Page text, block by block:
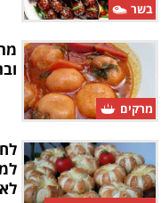
בשר
מרקים